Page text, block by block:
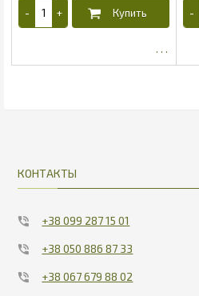
КОНТАКТЫ
+38 099 287 15 01
+38 050 886 87 33
+38 067 679 88 02